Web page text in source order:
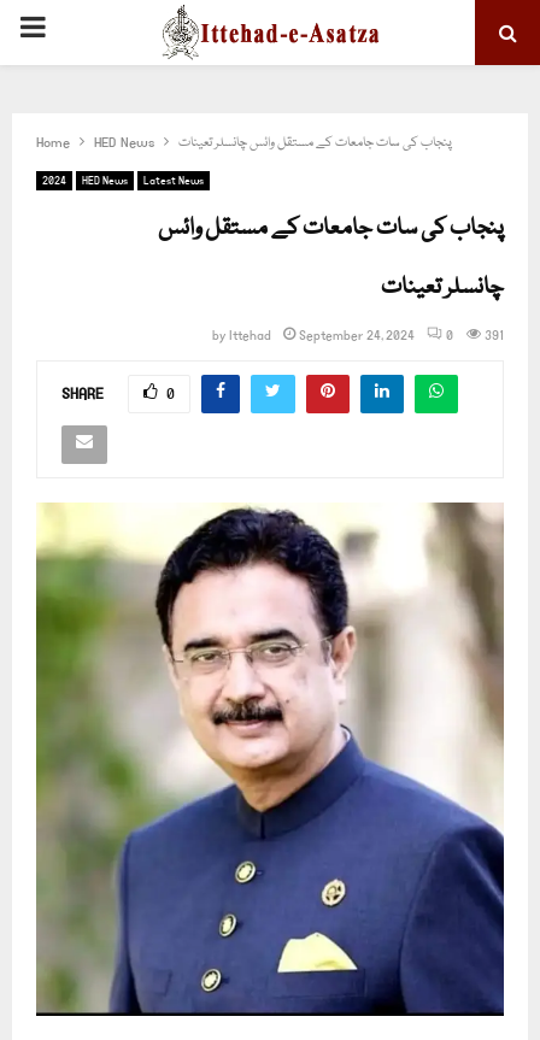
PRIMARY
Home HED News پنجاب کی سات جامعات کے مستقل وائس چانسلر تعینات
2024 HED News Latest News
پنجاب کی سات جامعات کے مستقل وائس
چانسلر تعینات
byIttehad September 24, 2024 0 391
SHARE 0